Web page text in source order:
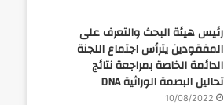
رئيس هيئة البحث والتعرف على
المفقودين يترأس اجتماع اللجنة
الدائمة الخاصة بمراجعة نتائج
تحاليل البصمة الوراثية DNA
10/08/2022